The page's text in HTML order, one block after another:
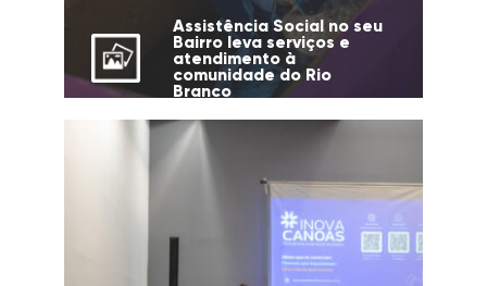
Assistência Social no seu
Bairro leva serviços e
atendimento à
comunidade do Rio
Branco